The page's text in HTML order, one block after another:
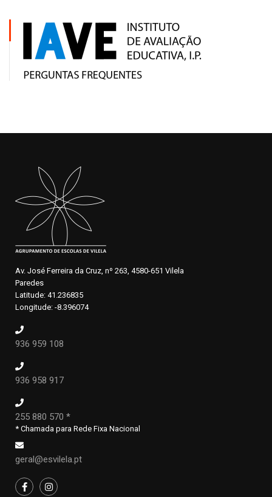
Av. José Ferreira da Cruz, nº 263, 4580-651 Vilela
Paredes
Latitude: 41.236835
Longitude: -8.396074
936 959 108
936 958 917
255 880 570 *
* Chamada para Rede Fixa Nacional
geral@esvilela.pt